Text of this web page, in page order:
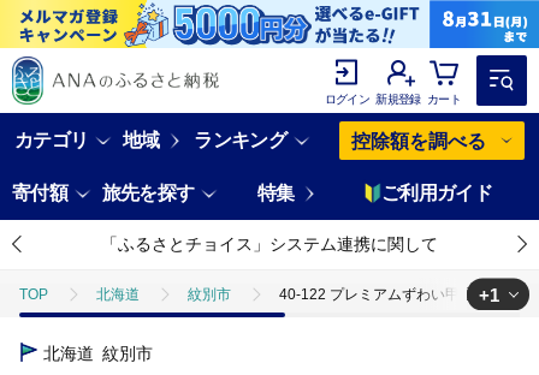
ログイン 新規登録 カート
カテゴリ 地域 ランキング 控除額を調べる
寄付額 旅先を探す 特集 ご利用ガイド
「ふるさとチョイス」システム連携に関して
TOP 北海道 紋別市 40-122 プレミアムずわい甲羅盛りセ
TOP
+1
北海道 紋別市